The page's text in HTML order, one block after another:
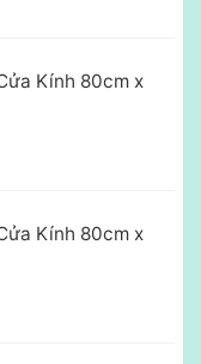
Kính 80cm x
Kính 80cm x